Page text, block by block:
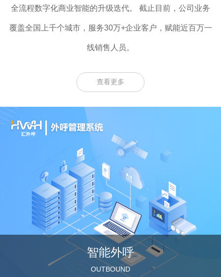
全流程数字化商业智能的升级迭代。 截止目前，公司业务
覆盖全国上千个城市，服务30万+企业客户，赋能近百万一
线销售人员。
查看更多
智能外呼
OUTBOUND